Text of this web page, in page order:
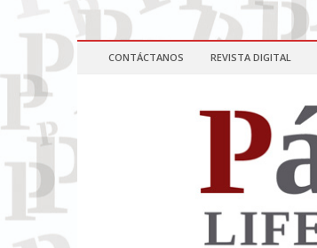
CONTÁCTANOS REVISTA DIGITAL